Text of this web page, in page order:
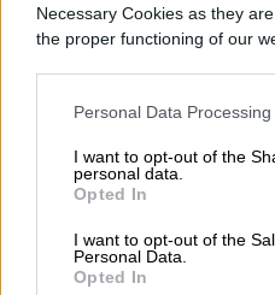
Necessary Cookies as they
the proper functioning of our
Personal Data
I want to opt-out of the
personal data.
Opted In
I want to opt-out of the
Personal Data.
Opted In
destacan en un